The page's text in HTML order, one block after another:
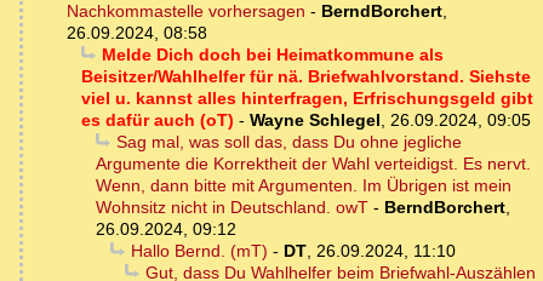
Nachkommastelle vorhersagen - BerndBorchert,
26.09.2024, 08:58
Melde Dich doch bei Heimatkommune als
Beisitzer/Wahlhelfer für nä. Briefwahlvorstand. Siehste
viel u. kannst alles hinterfragen, Erfrischungsgeld gibt
es dafür auch (oT) - Wayne Schlegel, 26.09.2024, 09:05
Sag mal, was soll das, dass Du ohne jegliche
Argumente die Korrektheit der Wahl verteidigst. Es nervt.
Wenn, dann bitte mit Argumenten. Im Übrigen ist mein
Wohnsitz nicht in Deutschland. owT - BerndBorchert,
26.09.2024, 09:12
Hallo Bernd. (mT) - DT, 26.09.2024, 11:10
Gut, dass Du Wahlhelfer beim Briefwahl-Auszählen